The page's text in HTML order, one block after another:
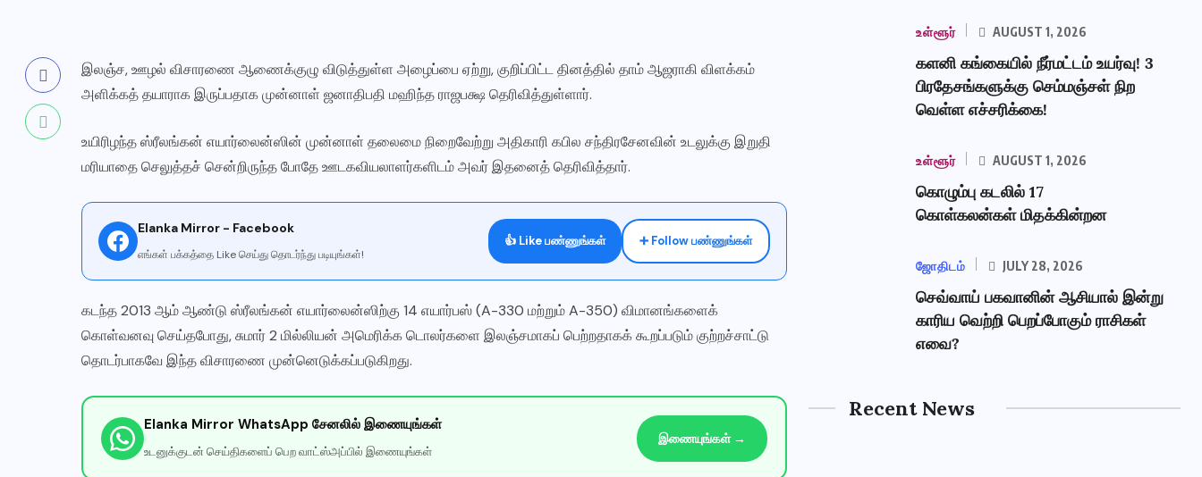
இலஞ்ச, ஊழல் விசாரணை ஆணைக்குழு விடுத்துள்ள அழைப்பை ஏற்று, குறிப்பிட்ட தினத்தில் தாம் ஆஜராகி விளக்கம்
அளிக்கத் தயாராக இருப்பதாக முன்னாள் ஜனாதிபதி மஹிந்த ராஜபக்ஷ தெரிவித்துள்ளார்.
உயிரிழந்த ஸ்ரீலங்கன் எயார்லைன்ஸின் முன்னாள் தலைமை நிறைவேற்று அதிகாரி கபில சந்திரசேனவின் உடலுக்கு இறுதி
மரியாதை செலுத்தச் சென்றிருந்த போதே ஊடகவியலாளர்களிடம் அவர் இதனைத் தெரிவித்தார்.
Elanka Mirror - Facebook
எங்கள் பக்கத்தை Like செய்து தொடர்ந்து படியுங்கள்!
👍 Like பண்ணுங்கள் ➕ Follow பண்ணுங்கள்
கடந்த 2013 ஆம் ஆண்டு ஸ்ரீலங்கன் எயார்லைன்ஸிற்கு 14 எயார்பஸ் (A-330 மற்றும் A-350) விமானங்களைக்
கொள்வனவு செய்தபோது, சுமார் 2 மில்லியன் அமெரிக்க டொலர்களை இலஞ்சமாகப் பெற்றதாகக் கூறப்படும் குற்றச்சாட்டு
தொடர்பாகவே இந்த விசாரணை முன்னெடுக்கப்படுகிறது.
Elanka Mirror WhatsApp சேனலில் இணையுங்கள்
உடனுக்குடன் செய்திகளைப் பெற வாட்ஸ்அப்பில் இணையுங்கள்
இணையுங்கள் →
உள்ளூர் AUGUST 1, 2026
களனி கங்கையில் நீர்மட்டம் உயர்வு! 3
பிரதேசங்களுக்கு செம்மஞ்சள் நிற
வெள்ள எச்சரிக்கை!
உள்ளூர் AUGUST 1, 2026
கொழும்பு கடலில் 17
கொள்கலன்கள் மிதக்கின்றன
ஜோதிடம் JULY 28, 2026
செவ்வாய் பகவானின் ஆசியால் இன்று
காரிய வெற்றி பெறப்போகும் ராசிகள்
எவை?
Recent News